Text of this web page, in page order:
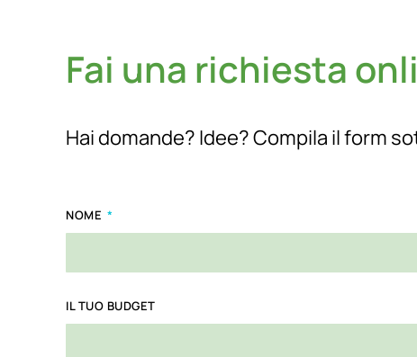
Fai una richiesta
Hai domande? Idee? Compila il form
NOME
IL TUO BUDGET